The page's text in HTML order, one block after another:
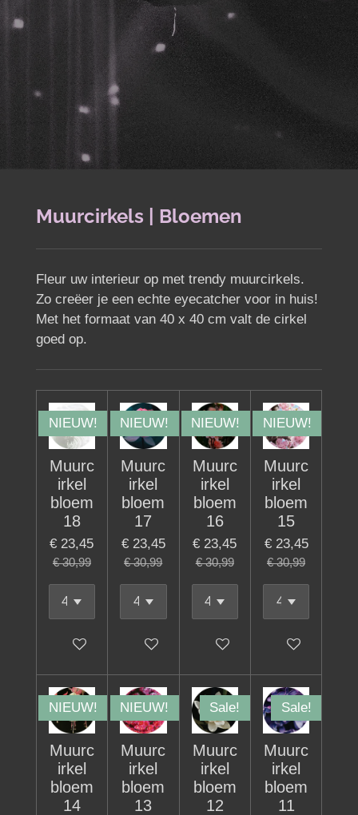
Muurcirkels | Bloemen
Fleur uw interieur op met trendy muurcirkels.
Zo creëer je een echte eyecatcher voor in huis!
Met het formaat van 40 x 40 cm valt de cirkel
goed op.
NIEUW!
Muurc
irkel
bloem
18
€ 23,45
€ 30,99
In winkelwagen
NIEUW!
Muurc
irkel
bloem
17
€ 23,45
€ 30,99
In winkelwagen
NIEUW!
Muurc
irkel
bloem
16
€ 23,45
€ 30,99
In winkelwagen
NIEUW!
Muurc
irkel
bloem
15
€ 23,45
€ 30,99
In winkelwagen
NIEUW!
Muurc
irkel
bloem
14
NIEUW!
Muurc
irkel
bloem
13
Sale!
Muurc
irkel
bloem
12
Sale!
Muurc
irkel
bloem
11